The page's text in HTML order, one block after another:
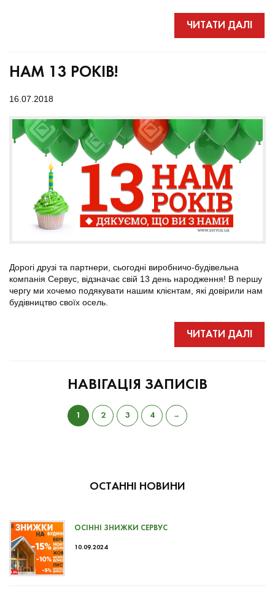
ЧИТАТИ ДАЛІ
НАМ 13 РОКІВ!
16.07.2018
Дорогі друзі та партнери, сьогодні виробничо-будівельна
компанія Сервус, відзначає свій 13 день народження! В першу
чергу ми хочемо подякувати нашим клієнтам, які довірили нам
будівництво своїх осель.
ЧИТАТИ ДАЛІ
НАВІГАЦІЯ ЗАПИСІВ
1 2 3 4 →
ОСТАННІ НОВИНИ
ОСІННІ ЗНИЖКИ СЕРВУС
10.09.2024